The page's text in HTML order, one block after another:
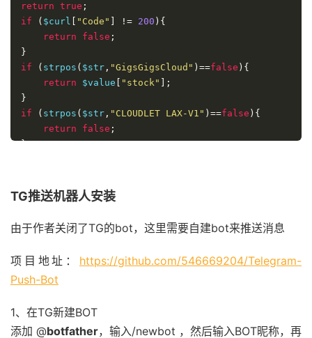
return true ;
if
( $curl "Code" != 200 ){
return
false ;
}
if
( strpos ( $str , "GigsGigsCloud" )==false ){
return $value "stock"
];
}
if
( strpos ( $str , "CLOUDLET LAX-V1" )==false ){
return
false ;
}
TG推送机器人安装
由于作者关闭了TG的bot，这里需要自建bot来推送消息
项目地址： https://github.com/546669204/Telegram-
Push-Bot
1、在TG新建BOT
添加 @botfather，输入/newbot ，然后输入BOT昵称，再